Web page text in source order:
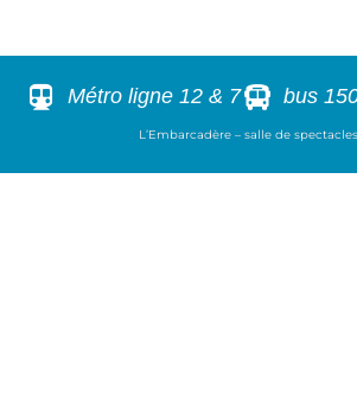
Métro ligne 12 & 7 bus
L’Embarcadère – salle de